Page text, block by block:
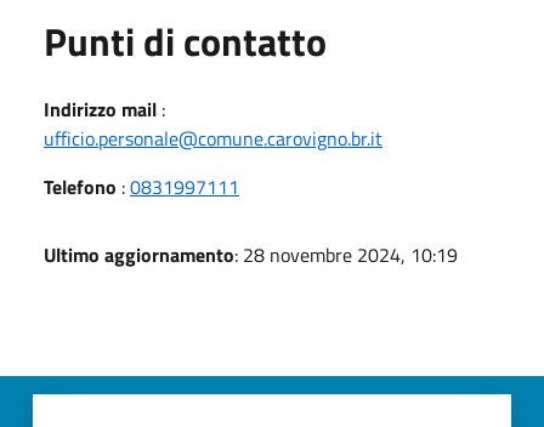
Punti di contatto
Indirizzo mail :
ufficio.personale@comune.carovigno.br.it
Telefono :0831997111
Ultimo aggiornamento: 28 novembre 2024, 10:19